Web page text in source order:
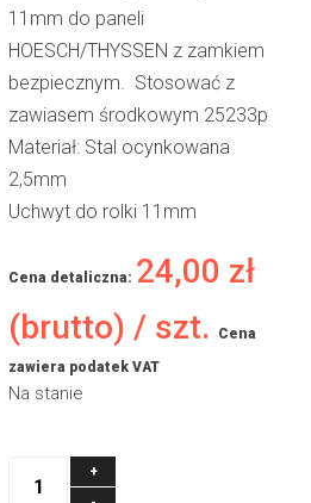
11mm do paneli
HOESCH/THYSSEN z zamkiem
bezpiecznym. Stosować z
zawiasem środkowym 25233p
Materiał: Stal ocynkowana
2,5mm
Uchwyt do rolki 11mm
Cena detaliczna: 24,00 zł
(brutto) / szt.
Cena
zawiera podatek VAT
Na stanie